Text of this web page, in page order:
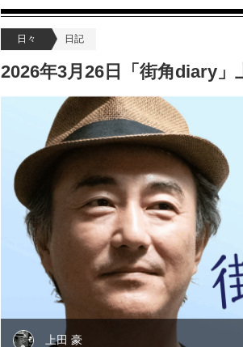
日々 日記
2026年3月26日「街角diary」
上田 豪